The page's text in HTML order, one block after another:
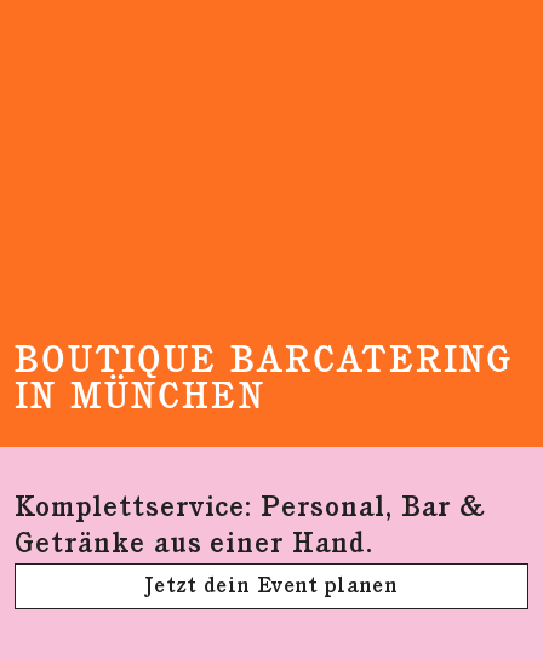
BOUTIQUE BARCATERING
IN MÜNCHEN
Komplettservice: Personal, Bar &
Getränke aus einer Hand.
Jetzt dein Event planen